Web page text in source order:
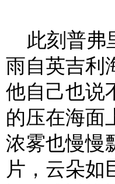
此刻普弗
雨自英吉利
他自己也说
的压在海面
浓雾也慢慢
片，云朵如